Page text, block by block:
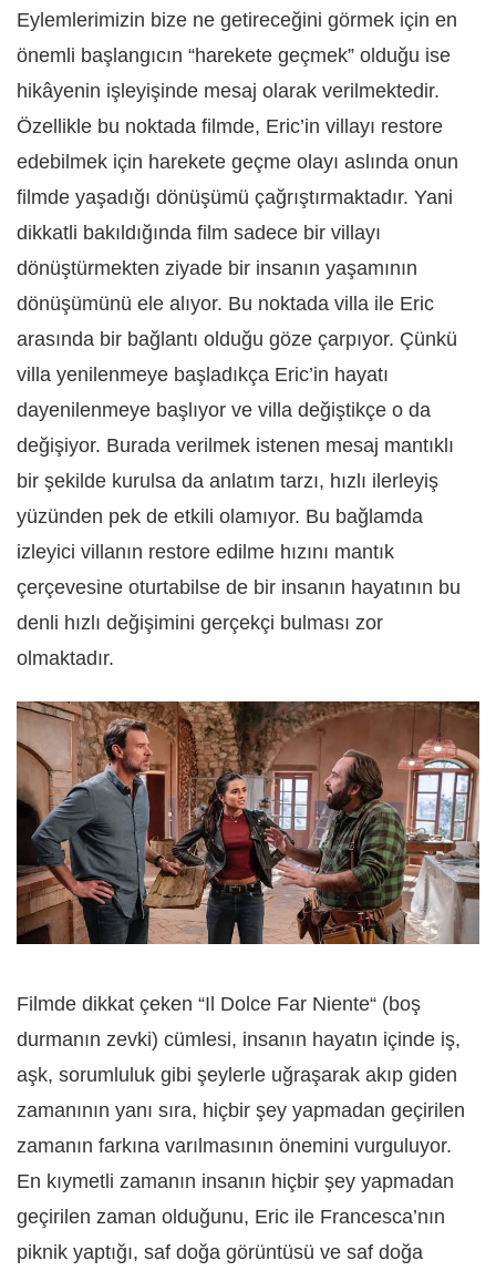
Eylemlerimizin bize ne getireceğini görmek için en
önemli başlangıcın “harekete geçmek” olduğu ise
hikâyenin işleyişinde mesaj olarak verilmektedir.
Özellikle bu noktada filmde, Eric’in villayı restore
edebilmek için harekete geçme olayı aslında onun
filmde yaşadığı dönüşümü çağrıştırmaktadır. Yani
dikkatli bakıldığında film sadece bir villayı
dönüştürmekten ziyade bir insanın yaşamının
dönüşümünü ele alıyor. Bu noktada villa ile Eric
arasında bir bağlantı olduğu göze çarpıyor. Çünkü
villa yenilenmeye başladıkça Eric’in hayatı
dayenilenmeye başlıyor ve villa değiştikçe o da
değişiyor. Burada verilmek istenen mesaj mantıklı
bir şekilde kurulsa da anlatım tarzı, hızlı ilerleyiş
yüzünden pek de etkili olamıyor. Bu bağlamda
izleyici villanın restore edilme hızını mantık
çerçevesine oturtabilse de bir insanın hayatının bu
denli hızlı değişimini gerçekçi bulması zor
olmaktadır.
Filmde dikkat çeken “Il Dolce Far Niente“ (boş
durmanın zevki) cümlesi, insanın hayatın içinde iş,
aşk, sorumluluk gibi şeylerle uğraşarak akıp giden
zamanının yanı sıra, hiçbir şey yapmadan geçirilen
zamanın farkına varılmasının önemini vurguluyor.
En kıymetli zamanın insanın hiçbir şey yapmadan
geçirilen zaman olduğunu, Eric ile Francesca’nın
piknik yaptığı, saf doğa görüntüsü ve saf doğa